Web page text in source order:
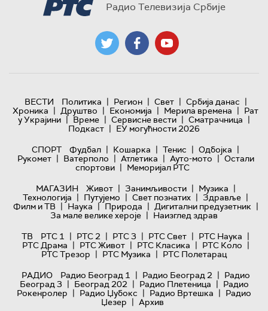
Радио Телевизија Србије
ВЕСТИ Политика | Регион | Свет | Србија данас |
Хроника | Друштво | Економија | Мерила времена | Рат
у Украјини | Време | Сервисне вести | Сматрачница |
Подкаст | ЕУ могућности 2026
СПОРТ
Фудбал | Кошарка | Тенис | Одбојка |
Рукомет | Ватерполо | Атлетика | Ауто-мото | Остали
спортови | Меморијал РТС
МАГАЗИН
Живот | Занимљивости | Музика |
Технологијa | Путујемо | Свет познатих | Здравље |
Филм и ТВ | Наука | Природа | Дигитални предузетник |
За мале велике хероје | Наизглед здрав
ТВ
РТС 1 | РТС 2 | РТС 3 | РТС Свет | РТС Наука |
РТС Драма | РТС Живот | РТС Класика | РТС Коло |
РТС Трезор | РТС Музика | РТС Полетарац
РАДИО
Радио Београд 1 | Радио Београд 2 | Радио
Београд 3 | Београд 202 | Радио Плетеница | Радио
Рокенролер | Радио Џубокс | Радио Вртешка | Радио
Џезер | Архив